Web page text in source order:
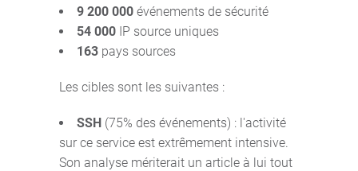
9 200 000 événements de sécurité
54 000 IP source uniques
163 pays sources
Les cibles sont les suivantes :
SSH (75% des événements) : l'activité
sur ce service est extrêmement intensive.
Son analyse mériterait un article à lui tout